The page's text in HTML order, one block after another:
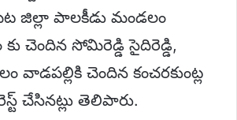
జిల్లా పాలకీడు మండలం
కు చెందిన సోమిరెడ్డి సైదిరెడ్డి,
వాడపల్లికి చెందిన కంచరకుంట్ల
చేసినట్లు తెలిపారు.